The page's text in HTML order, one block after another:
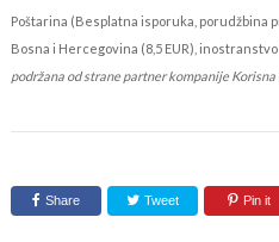
Poštarina (Besplatna isporuka, porudžbina
Bosna i Hercegovina (8,5 EUR), inostranstvo
podržana od strane partner kompanije Korisna
Share Tweet Pin it